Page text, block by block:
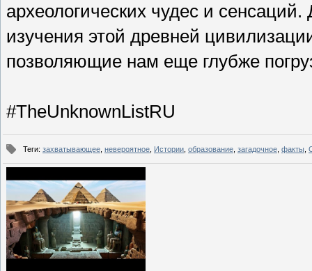
археологических чудес и
изучения этой древней
позволяющие нам еще глубже
#TheUnknownListRU
Теги: захватывающее невероятное Истории образование загадочное факты